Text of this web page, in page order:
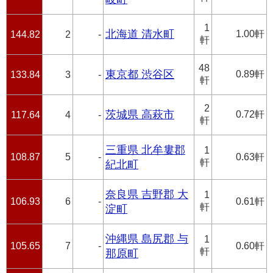
144.82 2 - 北海道 清水町
1
軒
1.00軒
133.84 3 - 東京都 渋谷区
48
軒
0.89軒
117.64 4 - 茨城県 高萩市
2
軒
0.72軒
108.87 5 -
三重県 北牟婁郡
紀北町
1
軒
0.63軒
106.93 6 -
奈良県 吉野郡 大
淀町
1
軒
0.61軒
105.65 7 -
沖縄県 島尻郡 与
那原町
1
軒
0.60軒